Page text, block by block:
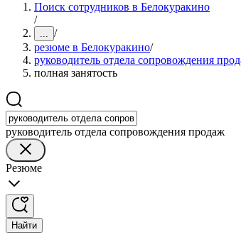
Поиск сотрудников в Белокуракино
/
... /
резюме в Белокуракино/
руководитель отдела сопровождения
полная занятость
руководитель отдела сопровождения продаж
Резюме
Найти